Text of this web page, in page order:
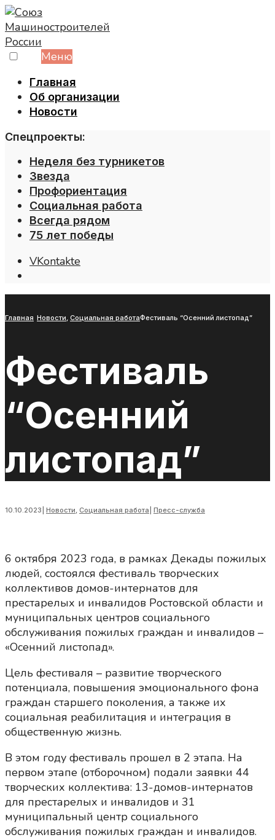
Skip
to
content
Меню
Главная
Об организации
Новости
Спецпроекты:
Неделя без турникетов
Звезда
Профориентация
Социальная работа
Всегда рядом
75 лет победы
VKontakte
Главная Новости, Социальная работаФестиваль “Осенний листопад”
Фестиваль
“Осенний
листопад”
10.10.2023 Новости, Социальная работа Пресс-служба
6 октября 2023 года, в рамках Декады пожилых
людей, состоялся фестиваль творческих
коллективов домов-интернатов для
престарелых и инвалидов Ростовской области и
муниципальных центров социального
обслуживания пожилых граждан и инвалидов –
«Осенний листопад».
Цель фестиваля – развитие творческого
потенциала, повышения эмоционального фона
граждан старшего поколения, а также их
социальная реабилитация и интеграция в
общественную жизнь.
В этом году фестиваль прошел в 2 этапа. На
первом этапе (отборочном) подали заявки 44
творческих коллектива: 13-домов-интернатов
для престарелых и инвалидов и 31
муниципальный центр социального
обслуживания пожилых граждан и инвалидов.